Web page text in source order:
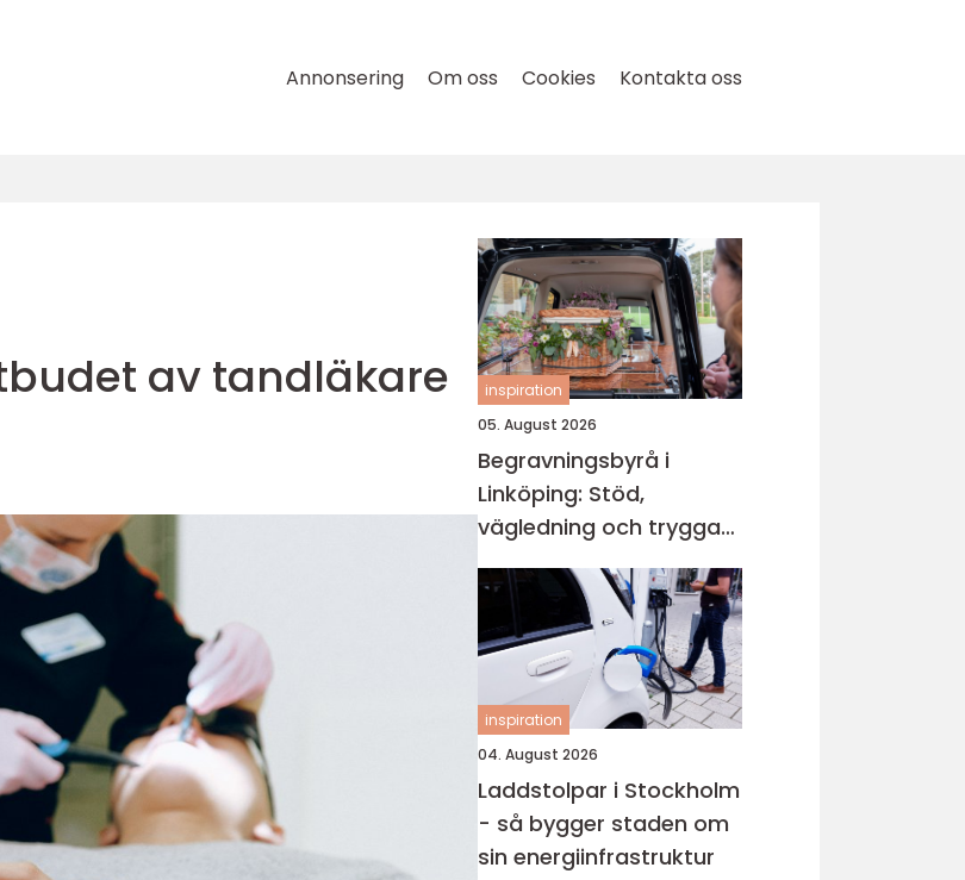
Annonsering Om oss Cookies Kontakta oss
av tandläkare
inspiration
05. August 2026
Begravningsbyrå i
Linköping: Stöd,
vägledning och trygga
val i en svår tid
inspiration
04. August 2026
Laddstolpar i Stockholm
- så bygger staden om
sin energiinfrastruktur